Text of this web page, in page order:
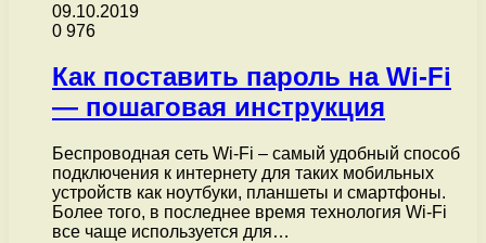
09.10.2019
0 976
Как поставить пароль на Wi-Fi
— пошаговая инструкция
Беспроводная сеть Wi-Fi – самый удобный способ
подключения к интернету для таких мобильных
устройств как ноутбуки, планшеты и смартфоны.
Более того, в последнее время технология Wi-Fi
все чаще используется для…